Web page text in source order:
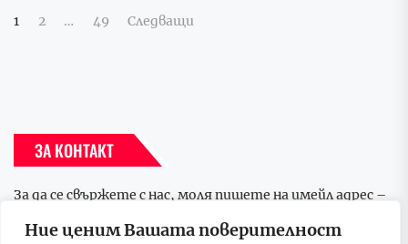
Ние ценим Вашата поверителност
Разделяне
1 2 … 49 Следващи
ЗА КОНТАКТ
За да се свържете с нас, моля пишете на имейл адрес –